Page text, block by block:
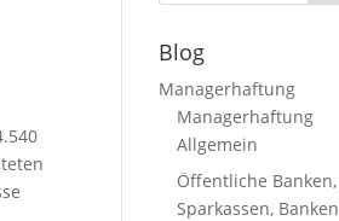
Blog
Managerhaftung
Managerhaftung
Allgemein
Öffentliche Banken,
Sparkassen, Banken